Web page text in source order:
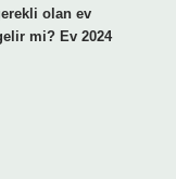
olan ev
mi? Ev 2024